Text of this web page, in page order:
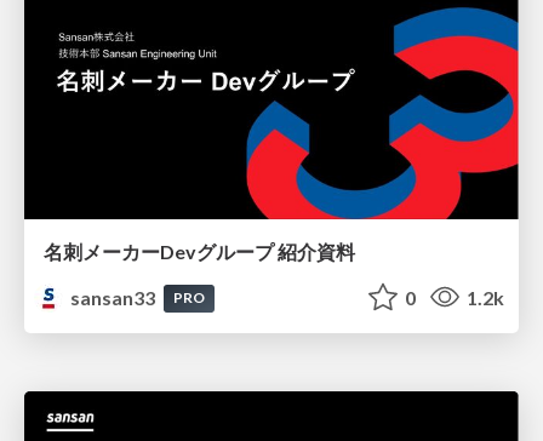
名刺メーカーDevグループ 紹介資料
sansan33
PRO 0 1.2k